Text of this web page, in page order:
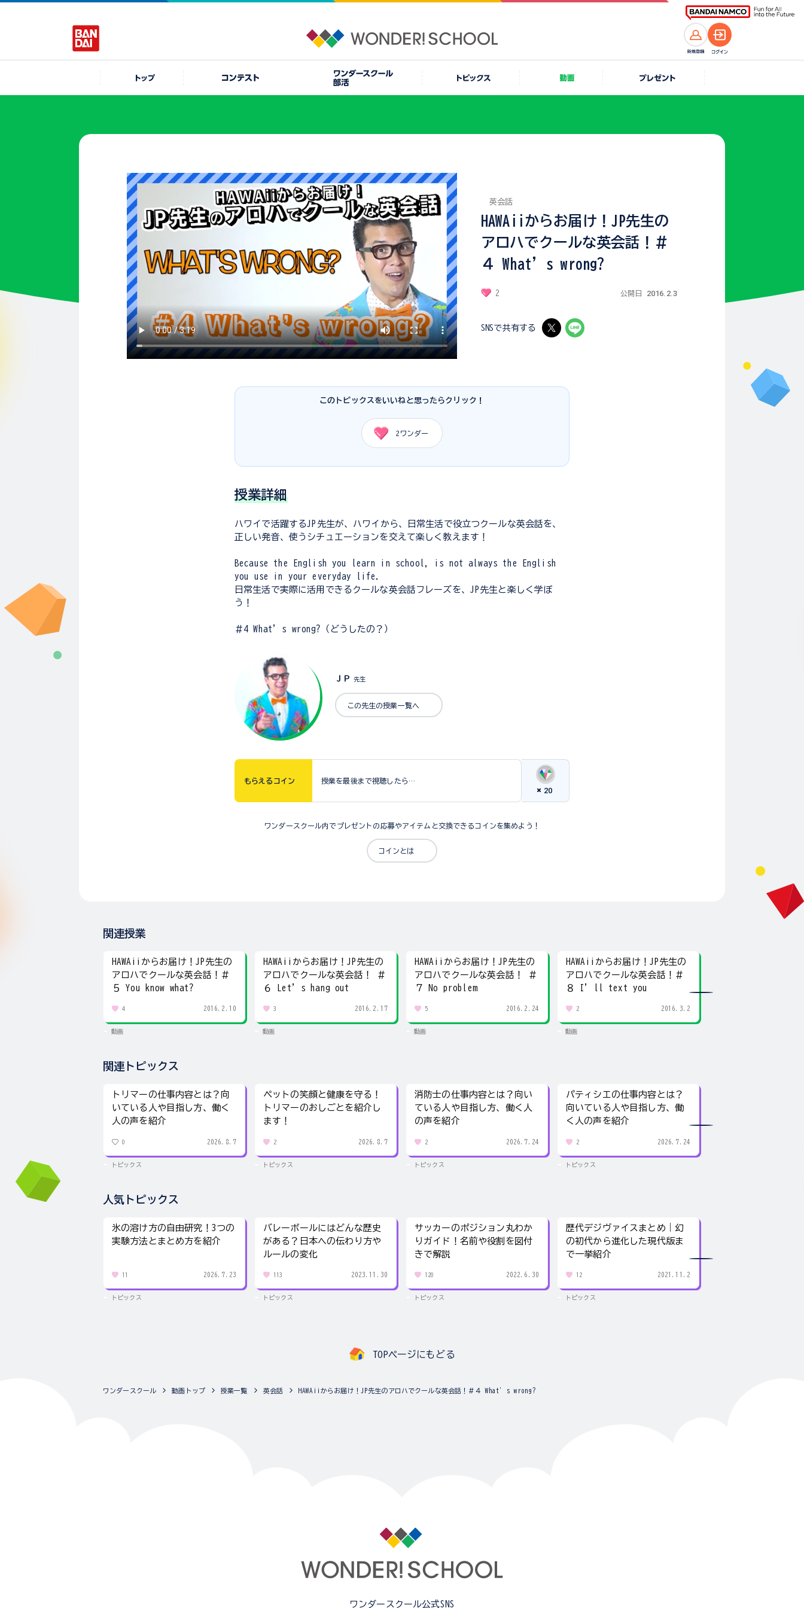
HAWAiiからお届け！JP先生の
アロハでクールな英会話！＃
４ What’s wrong?
英会話
2 公開日 2016.2.3
SNSで共有する
このトピックスをいいねと思ったらクリック！
2 ワンダー
授業詳細
ハワイで活躍するJP先生が、ハワイから、日常生活で役立つクールな英会話を、
正しい発音、使うシチュエーションを交えて楽しく教えます！
Because the English you learn in school, is not always the English
you use in your everyday life.
日常生活で実際に活用できるクールな英会話フレーズを、JP先生と楽しく学ぼ
う！
＃4 What’s wrong?（どうしたの？）
ＪＰ 先生
この先生の授業一覧へ
もらえる コイン 授業を最後まで視聴したら…
20
ワンダースクール内でプレゼントの応募やアイテムと交換できるコインを集めよう！
コインとは
関連授業
HAWAiiからお届け！JP先生の
アロハでクールな英会話！＃
５ You know what?
4 2016.2.10
動画
HAWAiiからお届け！JP先生の
アロハでクールな英会話！ ＃
６ Let’s hang out
3 2016.2.17
動画
HAWAiiからお届け！JP先生の
アロハでクールな英会話！ ＃
７ No problem
5 2016.2.24
動画
HAWAiiからお届け！JP先生の
アロハでクールな英会話！＃
８ I’ll text you
2 2016.3.2
動画
関連トピックス
トリマーの仕事内容とは？向
いている人や目指し方、働く
人の声を紹介
0 2026.8.7
トピックス
ペットの笑顔と健康を守る！
トリマーのおしごとを紹介し
ます！
2 2026.8.7
トピックス
消防士の仕事内容とは？向い
ている人や目指し方、働く人
の声を紹介
2 2026.7.24
トピックス
パティシエの仕事内容とは？
向いている人や目指し方、働
く人の声を紹介
2 2026.7.24
トピックス
人気トピックス
氷の溶け方の自由研究！3つの
実験方法とまとめ方を紹介
11 2026.7.23
トピックス
バレーボールにはどんな歴史
がある？日本への伝わり方や
ルールの変化
113 2023.11.30
トピックス
サッカーのポジション丸わか
りガイド！名前や役割を図付
きで解説
120 2022.6.30
トピックス
歴代デジヴァイスまとめ｜幻
の初代から進化した現代版ま
で一挙紹介
12 2021.11.2
トピックス
TOPページにもどる
ワンダースクール 動画トップ 授業一覧 英会話 HAWAiiからお届け！JP先生のアロハでクールな英会話！＃４ What’s wrong?
ワンダースクール公式SNS